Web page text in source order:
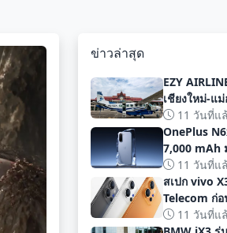
ข่าวล่าสุด
EZY
เชียงใหม่-แ
เหลือเพียง
11 วันที่แ
OnePlus
7,000 mAh
ยาวนานก่อน
11 วันที่แ
สเปก vivo
Telecom ก่
11 วันที่แ